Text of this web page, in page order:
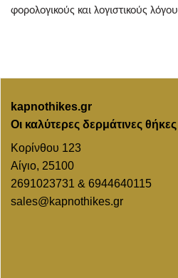
φορολογικούς και λογιστικούς
kapnothikes.gr
Οι καλύτερες δερμάτινες
Κορίνθου 123
Αίγιο, 25100
2691023731 & 6944640115
sales@kapnothikes.gr